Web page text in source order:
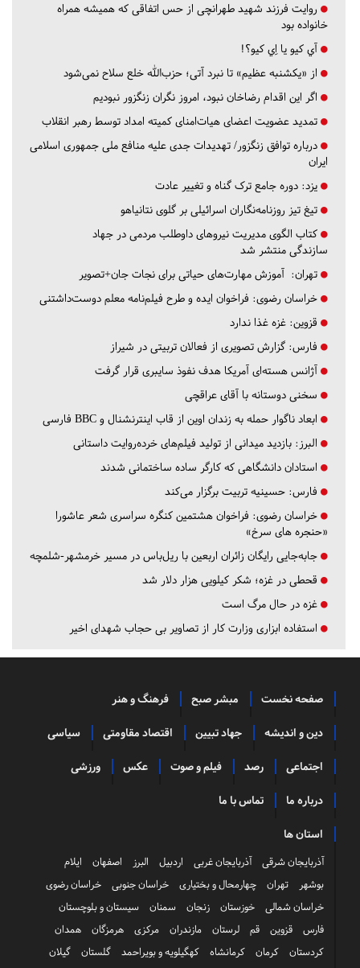
روایت فرزند شهید طهرانچی از حس اتفاقی که همیشه همراه
خانواده بود
آي كيو يا اِي كيو؟!
از «یکشنبه عظیم» تا نبرد آتی؛ حزب‌الله خلع سلاح نمی‌شود
اگر این اقدام رضاخان نبود، امروز نگران زنگزور نبودیم
تمدید عضویت اعضای هیات‌امنای کمیته امداد توسط رهبر انقلاب
درباره توافق زنگزور/ تهدیدات جدی علیه منافع ملی جمهوری اسلامی
ایران
یزد: دوره جامع ترک گناه و تغییر عادت
تیغ تیز روزنامه‌نگاران اسرائیلی بر گلوی نتانیاهو
کتاب الگوی مدیریت نیروهای داوطلب مردمی در جهاد
سازندگی منتشر شد
تهران: آموزش مهارت‌های حیاتی برای نجات جان+تصویر
خراسان رضوی: فراخوان ایده و طرح فیلم‌نامه معلم دوست‌داشتنی
قزوین: غزه غذا ندارد
فارس: گزارش تصویری از فعالان تربیتی در شیراز
آژانس هسته‌ای آمریکا هدف نفوذ سایبری قرار گرفت
سخنی دوستانه با آقای عراقچی
ابعاد ناگوار حمله به زندان اوین از قاب اینترنشنال و BBC فارسی
البرز: بازدید میدانی از تولید فیلم‌های خرده‌روایت داستانی
استادان دانشگاهی که کارگر ساده ساختمانی شدند
فارس: حسینیه تربیت برگزار می‌کند
خراسان رضوی: فراخوان هشتمین کنگره سراسری شعر عاشورا
«حنجره های سرخ»
جابه‌جایی رایگان زائران اربعین با ریل‌باس در مسیر خرمشهر-شلمچه
قحطی در غزه؛ شکر کیلویی هزار دلار شد
غزه در حال مرگ است
استفاده ابزاری وزارت کار از تصاویر بی حجاب شهدای اخیر
صفحه نخست مبشر صبح فرهنگ و هنر
دین و اندیشه جهاد تبیین اقتصاد مقاومتی سیاسی
اجتماعی رصد فیلم و صوت عکس ورزشی
درباره ما تماس با ما
استان ها
آذربایجان شرقی آذربایجان غربی اردبیل البرز اصفهان
ایلام
بوشهر
تهران چهارمحال و بختیاری خراسان جنوبی
خراسان رضوی
خراسان شمالی
خوزستان زنجان سمنان
سیستان و بلوچستان
فارس
قزوین قم لرستان مازندران مرکزی هرمزگان
همدان
کردستان
کرمان کرمانشاه کهگیلویه و بویراحمد گلستان
گیلان